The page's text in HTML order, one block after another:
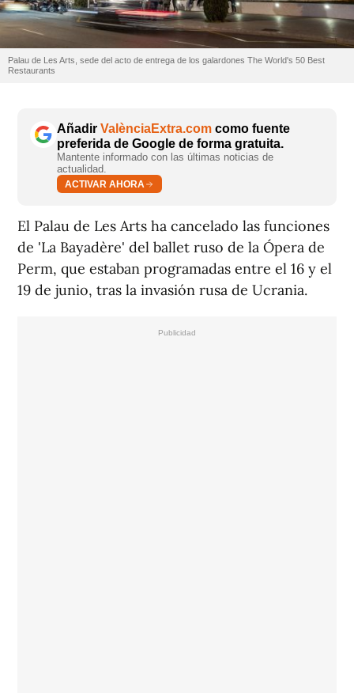
Palau de Les Arts, sede del acto de entrega de los galardones The World's 50 Best
Restaurants
Añadir ValènciaExtra.com como fuente
preferida de Google de forma gratuita.
Mantente informado con las últimas noticias de
actualidad.
ACTIVAR AHORA
El Palau de Les Arts ha cancelado las funciones
de 'La Bayadère' del ballet ruso de la Ópera de
Perm, que estaban programadas entre el 16 y el
19 de junio, tras la invasión rusa de Ucrania.